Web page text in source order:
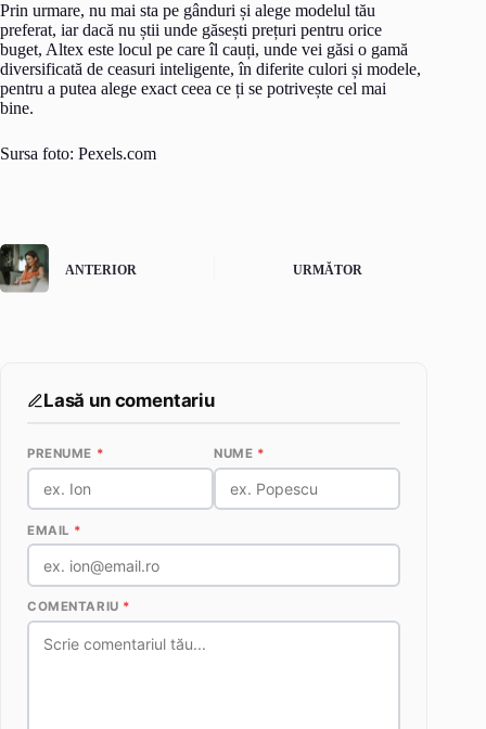
Prin urmare, nu mai sta pe gânduri și alege modelul tău
preferat, iar dacă nu știi unde găsești prețuri pentru orice
buget, Altex este locul pe care îl cauți, unde vei găsi o gamă
diversificată de ceasuri inteligente, în diferite culori și modele,
pentru a putea alege exact ceea ce ți se potrivește cel mai
bine.
Sursa foto: Pexels.com
ANTERIOR URMĂTOR
Lasă un comentariu
PRENUME * NUME *
EMAIL *
COMENTARIU *